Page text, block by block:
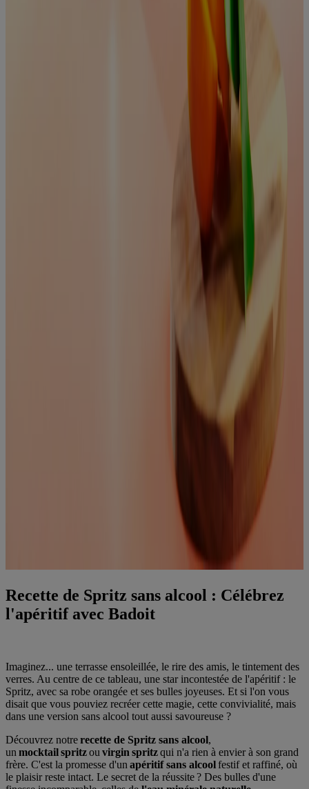
Recette de Spritz sans alcool : Célébrez
l'apéritif avec Badoit
Imaginez... une terrasse ensoleillée, le rire des amis, le tintement des
verres. Au centre de ce tableau, une star incontestée de l'apéritif : le
Spritz, avec sa robe orangée et ses bulles joyeuses. Et si l'on vous
disait que vous pouviez recréer cette magie, cette convivialité, mais
dans une version sans alcool tout aussi savoureuse ?
Découvrez notrerecette de Spritz sans alcool,
un mocktail spritzou virgin spritzqui n'a rien à envier à son grand
frère. C'est la promesse d'un apéritif sans alcoolfestif et raffiné, où
le plaisir reste intact. Le secret de la réussite ? Des bulles d'une